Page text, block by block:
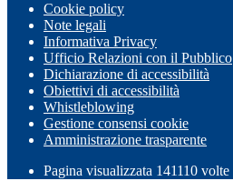
Cookie policy
Note legali
Informativa Privacy
Ufficio Relazioni con il Pubblico
Dichiarazione di accessibilità
Obiettivi di accessibilità
Whistleblowing
Gestione consensi cookie
Amministrazione trasparente
Pagina visualizzata 141110 volte